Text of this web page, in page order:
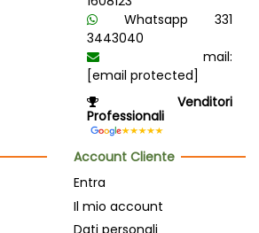
Whatsapp 331
3443040
mail:
[email protected]
Venditori
Professionali
Account Cliente
Entra
Il mio account